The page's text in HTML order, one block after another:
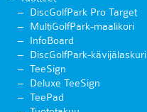
DiscGolfPark Pro Target
MultiGolfPark-maalikori
InfoBoard
DiscGolfPark-kävijälaskuri
TeeSign
Deluxe TeeSign
TeePad